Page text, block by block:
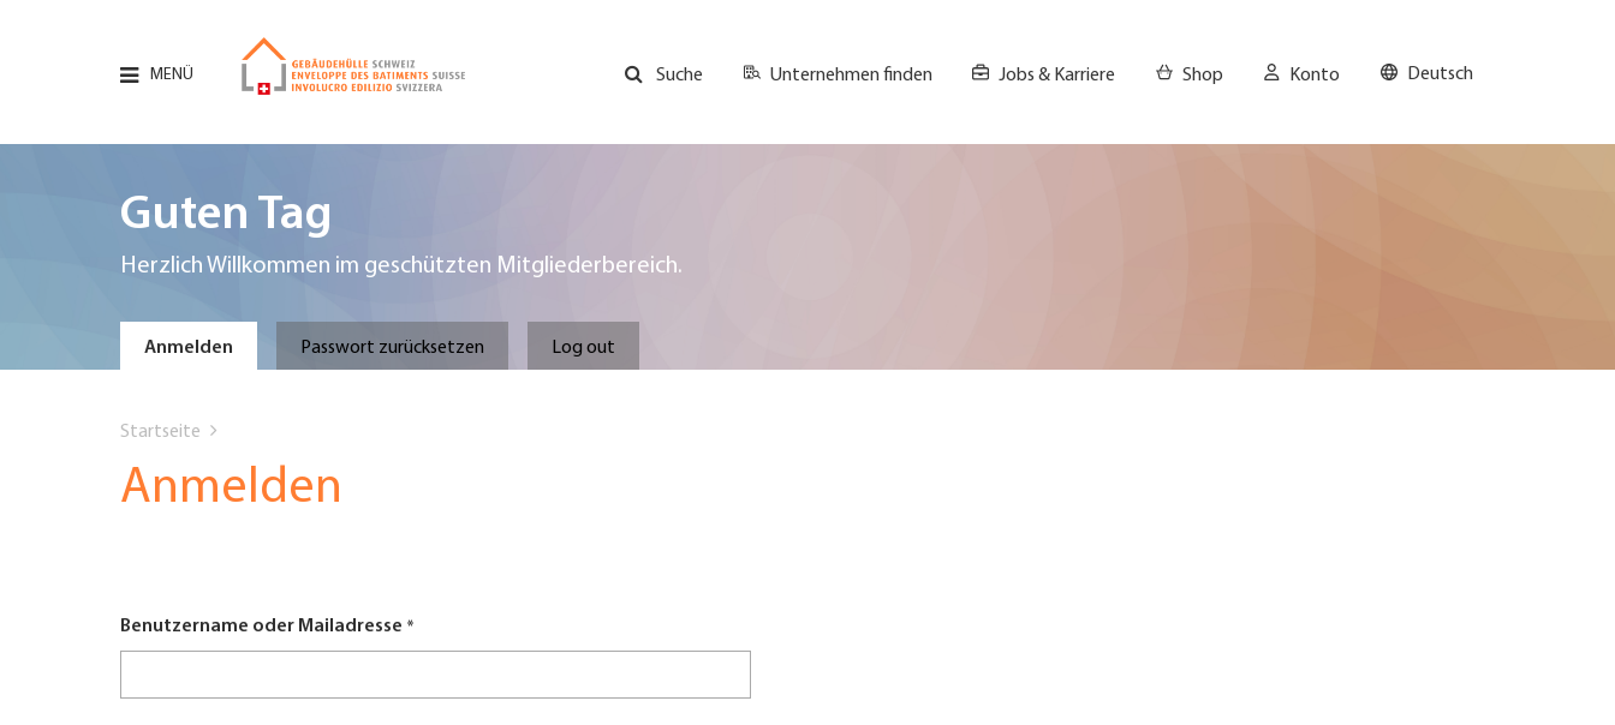
FACHZEITSCHRIFT
MENÜ Suche
GH
Unternehmen finden Jobs & Karriere Shop Konto Deutsch
Guten Tag
Herzlich Willkommen im geschützten Mitgliederbereich.
Primary
tabs
Anmelden Passwort zurücksetzen Log out
are
Startseite
Anmelden
Benutzername oder Mailadresse